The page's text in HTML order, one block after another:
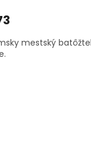
mestský